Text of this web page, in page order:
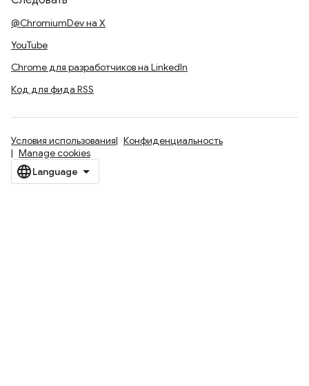
@ChromiumDev на X
YouTube
Chrome для разработчиков на LinkedIn
Код для фида RSS
Условия использования
Конфиденциальность
Manage cookies